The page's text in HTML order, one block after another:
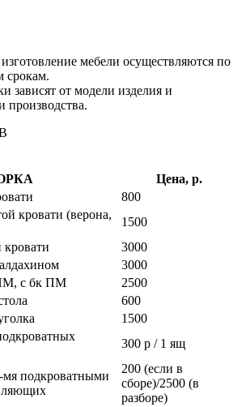
мебели осуществляются по
срокам.
зависят от модели изделия и
производства.
Цена, р.
800
кровати (верона,
1500
кровати
3000
3000
с бк ПМ
2500
600
1500
300 р / 1 ящ
мя подкроватными
200 (если в
сборе)/2500 (в
разборе)